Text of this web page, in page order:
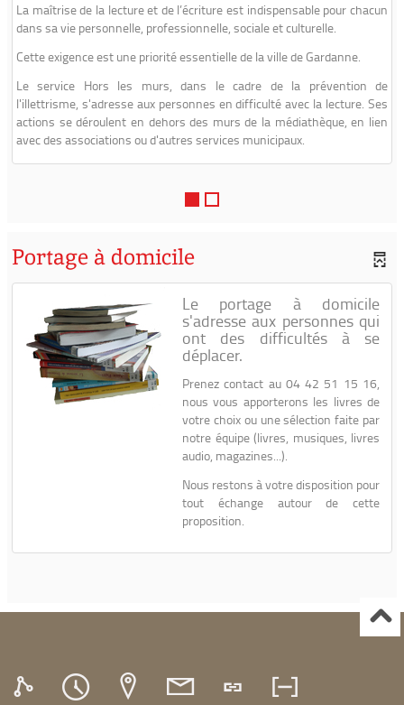
La maîtrise de la lecture et de l’écriture est indispensable pour chacun
dans sa vie personnelle, professionnelle, sociale et culturelle.
Cette exigence est une priorité essentielle de la ville de Gardanne.
Le service Hors les murs, dans le cadre de la prévention de
l'illettrisme, s'adresse aux personnes en difficulté avec la lecture. Ses
actions se déroulent en dehors des murs de la médiathèque, en lien
avec des associations ou d'autres services municipaux.
Portage à domicile
Le portage à domicile
s'adresse aux personnes qui
ont des difficultés à se
déplacer.
Prenez contact au 04 42 51 15 16,
nous vous apporterons les livres de
votre choix ou une sélection faite par
notre équipe (livres, musiques, livres
audio, magazines...).
Nous restons à votre disposition pour
tout échange autour de cette
proposition.